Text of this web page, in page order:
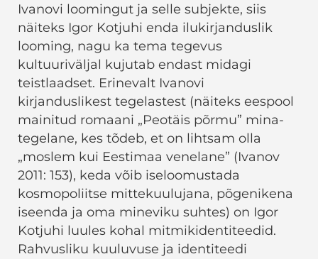
Ivanovi loomingut ja selle subjekte, siis
näiteks Igor Kotjuhi enda ilukirjanduslik
looming, nagu ka tema tegevus
kultuuriväljal kujutab endast midagi
teistlaadset. Erinevalt Ivanovi
kirjanduslikest tegelastest (näiteks eespool
mainitud romaani „Peotäis põrmu” mina-
tegelane, kes tõdeb, et on lihtsam olla
„moslem kui Eestimaa venelane” (Ivanov
2011: 153), keda võib iseloomustada
kosmopoliitse mittekuulujana, põgenikena
iseenda ja oma mineviku suhtes) on Igor
Kotjuhi luules kohal mitmikidentiteedid.
Rahvusliku kuuluvuse ja identiteedi